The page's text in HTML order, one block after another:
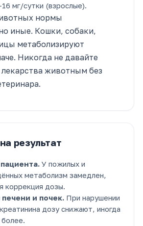
мг/сутки (взрослые).
нормы
иные. Кошки, собаки,
метаболизируют
Никогда не давайте
лекарства животным без
результат
У пожилых и
метаболизм замедлен,
коррекция дозы.
и почек. При нарушении
дозу снижают, иногда
более.